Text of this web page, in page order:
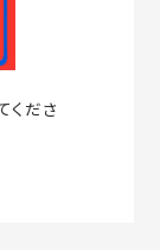
くださ